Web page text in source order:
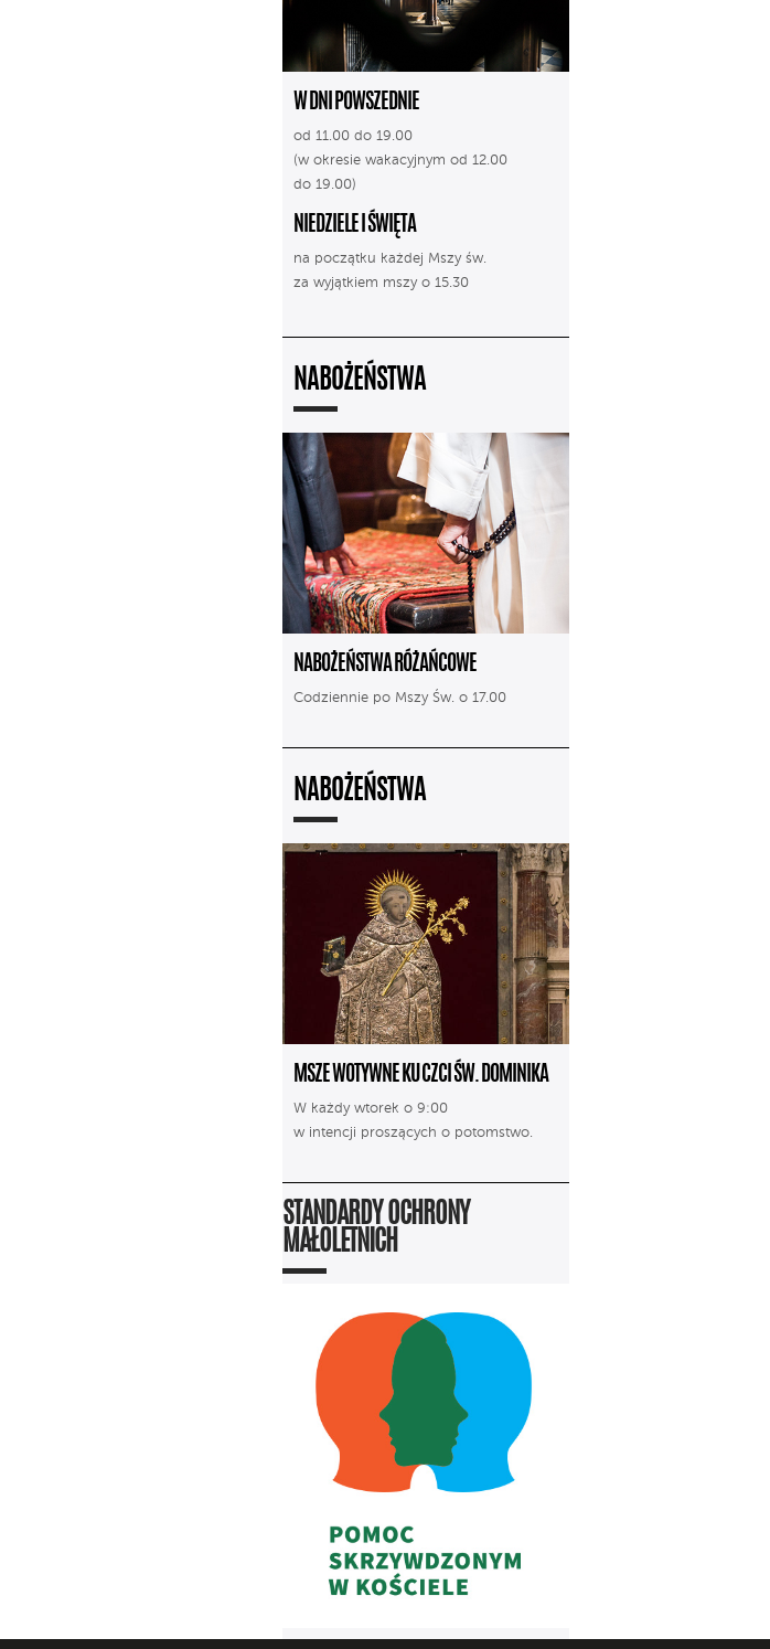
W DNI POWSZEDNIE
od 11.00 do 19.00
(w okresie wakacyjnym od 12.00
do 19.00)
NIEDZIELE I ŚWIĘTA
na początku każdej Mszy św.
za wyjątkiem mszy o 15.30
NABOŻEŃSTWA
NABOŻEŃSTWA RÓŻAŃCOWE
Codziennie po Mszy Św. o 17.00
NABOŻEŃSTWA
MSZE WOTYWNE KU CZCI ŚW. DOMINIKA
W każdy wtorek o 9:00
w intencji proszących o potomstwo.
STANDARDY OCHRONY
MAŁOLETNICH